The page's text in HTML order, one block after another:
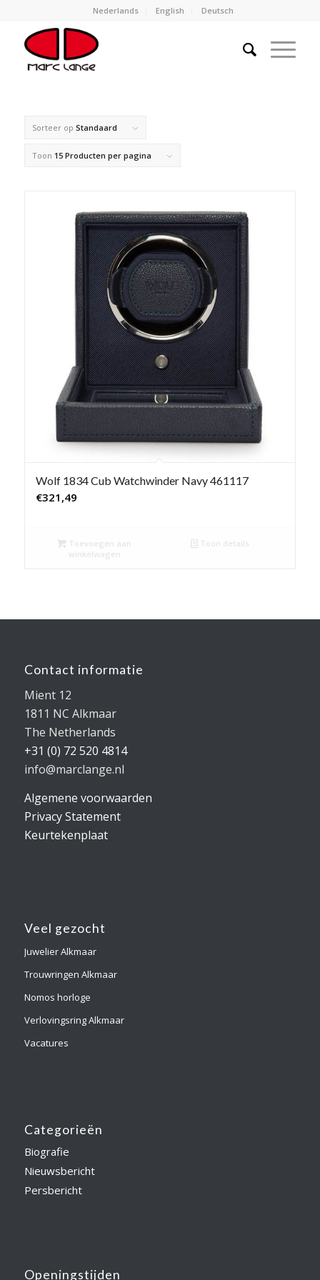
Nederlands English Deutsch
Sorteer op Standaard
Toon 15 Producten per pagina
Wolf 1834 Cub Watchwinder Navy 461117
€321,49
Toevoegen aan
winkelwagen
Toon details
Contact informatie
Mient 12
1811 NC Alkmaar
The Netherlands
+31 (0) 72 520 4814
info@marclange.nl
Algemene voorwaarden
Privacy Statement
Keurtekenplaat
Veel gezocht
Juwelier Alkmaar
Trouwringen Alkmaar
Nomos horloge
Verlovingsring Alkmaar
Vacatures
Categorieën
Biografie
Nieuwsbericht
Persbericht
Openingstijden